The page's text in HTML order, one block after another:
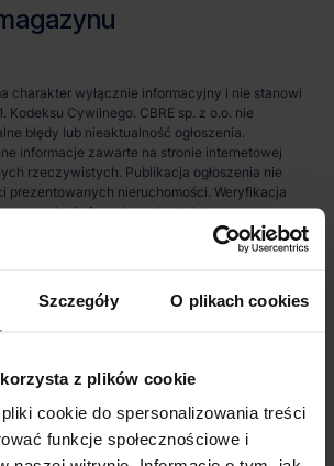
Szczegóły O plikach cookies
z plików cookie
cookie do spersonalizowania treści
funkcje społecznościowe i
charakter wyłącznie informacyjny i nie stanowi
Kodeksu Cywilnego. CBRE sp. z o.o. nie
błędy lub nieaktualność ogłoszenia.
informacje zawarte na stronie internetowej
rzeczywistych. Publikacja ogłoszenia nie
prezentowanych nieruchomości. Weryfikacja
po wysłaniu formularza kontaktowego.